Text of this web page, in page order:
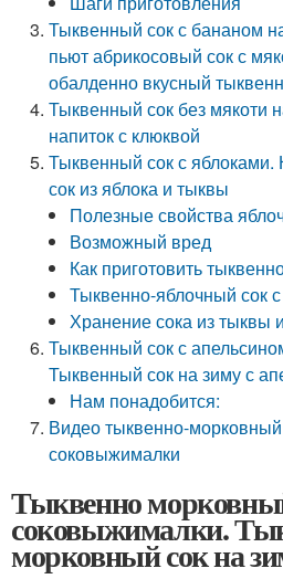
Тыквенный сок с бананом
пьют абрикосовый сок с
обалденно вкусный
Тыквенный сок без мякоти
напиток с клюквой
Тыквенный сок с яблоками.
сок из яблока и тыквы
Полезные свойства
Возможный вред
Как приготовить
Тыквенно-яблочный сок
Хранение сока из тыквы
Тыквенный сок с
Тыквенный сок на зиму с
Нам понадобится:
Видео тыквенно-морковный
соковыжималки
Тыквенно
соковыжималки.
морковный сок на